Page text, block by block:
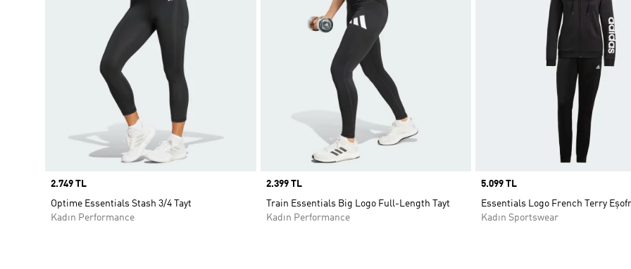
Price
2.749 TL
Optime Essentials Stash 3/4 Tayt
Kadın Performance
Price
2.399 TL
Train Essentials Big Logo Full-Length Tayt
Kadın Performance
Price
5.099 TL
Essentials Logo French Terry
Kadın Sportswear